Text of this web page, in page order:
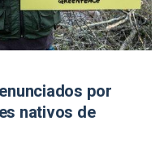
por
nativos de